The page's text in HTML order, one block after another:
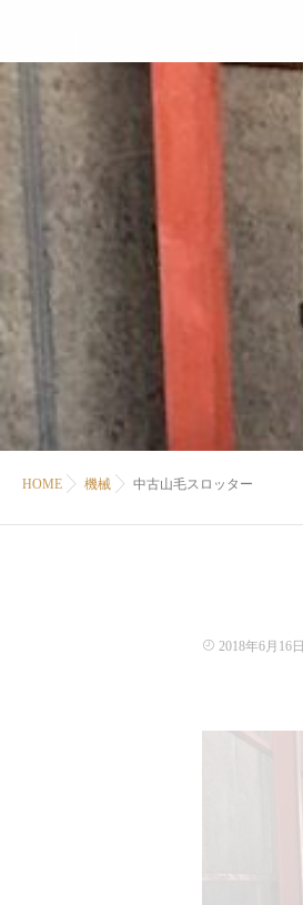
HOME 機械 中古山毛スロッター
2018年6月16日